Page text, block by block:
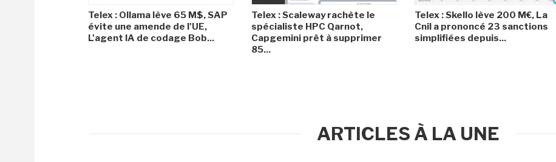
Telex : Ollama lève 65 M$, SAP
évite une amende de l'UE,
L'agent IA de codage Bob...
Telex : Scaleway rachète le
spécialiste HPC Qarnot,
Capgemini prêt à supprimer
85...
Telex : Skello lève 200 M€, La
Cnil a prononcé 23 sanctions
simplifiées depuis...
ARTICLES À LA UNE